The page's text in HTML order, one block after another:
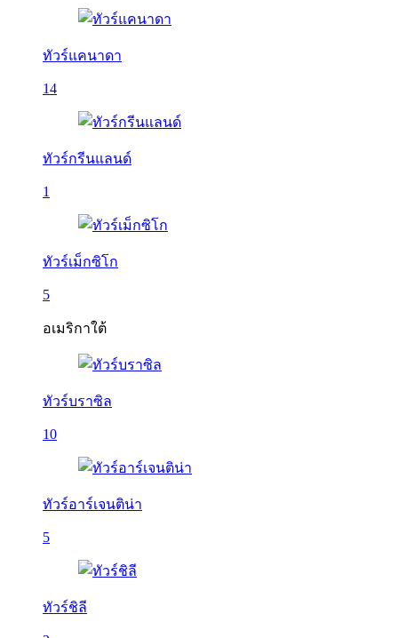
ทัวร์แคนาดา
14
ทัวร์กรีนแลนด์
1
ทัวร์เม็กซิโก
5
อเมริกาใต้
ทัวร์บราซิล
10
ทัวร์อาร์เจนติน่า
5
ทัวร์ชิลี